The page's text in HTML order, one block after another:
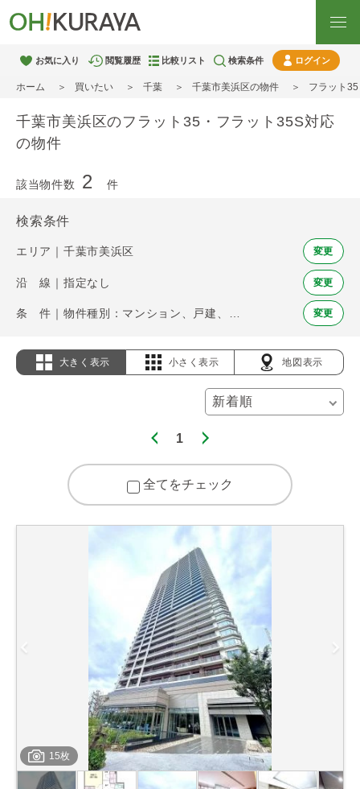
お気に入り 閲覧履歴 比較リスト 検索条件 ログイン
ホーム 買いたい 千葉 千葉市美浜区の物件 フラット
千葉市美浜区のフラット35・フラット35S対応
の物件
該当物件数 2 件
検索条件
エリア｜千葉市美浜区 変更
沿 線｜指定なし 変更
変更
大きく表示 小さく表示 地図表示
1
全てをチェック
15枚